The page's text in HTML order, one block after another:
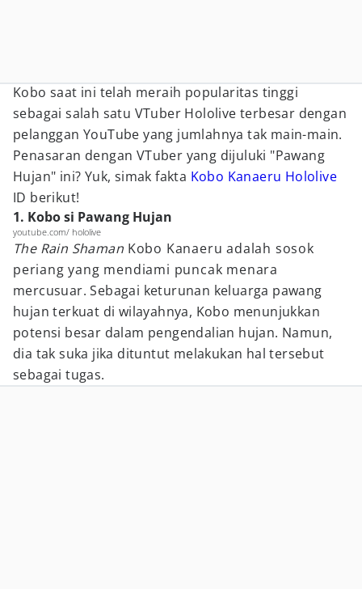
Kobo saat ini telah meraih popularitas tinggi
sebagai salah satu VTuber Hololive terbesar dengan
pelanggan YouTube yang jumlahnya tak main-main.
Penasaran dengan VTuber yang dijuluki "Pawang
Hujan" ini? Yuk, simak fakta Kobo Kanaeru Hololive
ID berikut!
1. Kobo si Pawang Hujan
youtube.com/ hololive
The Rain Shaman Kobo Kanaeru adalah sosok
periang yang mendiami puncak menara
mercusuar. Sebagai keturunan keluarga pawang
hujan terkuat di wilayahnya, Kobo menunjukkan
potensi besar dalam pengendalian hujan. Namun,
dia tak suka jika dituntut melakukan hal tersebut
sebagai tugas.